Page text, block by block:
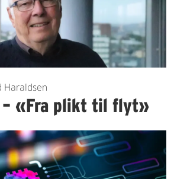
Haraldsen
– «Fra plikt til flyt»